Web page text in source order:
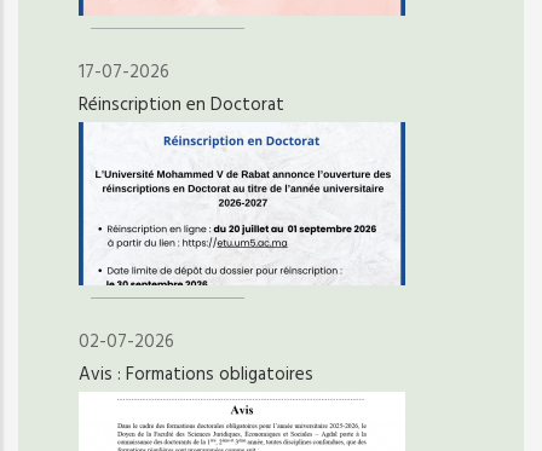
17-07-2026
Réinscription en Doctorat
02-07-2026
Avis : Formations obligatoires